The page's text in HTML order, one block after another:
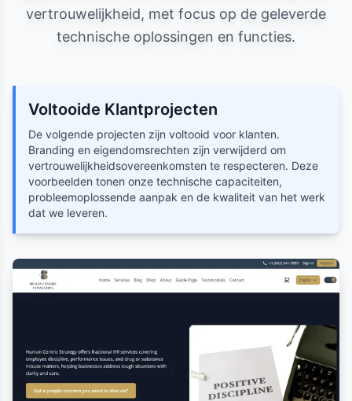
vertrouwelijkheid, met focus op de geleverde
technische oplossingen en functies.
Voltooide Klantprojecten
De volgende projecten zijn voltooid voor klanten.
Branding en eigendomsrechten zijn verwijderd om
vertrouwelijkheidsovereenkomsten te respecteren. Deze
voorbeelden tonen onze technische capaciteiten,
probleemoplossende aanpak en de kwaliteit van het werk
dat we leveren.